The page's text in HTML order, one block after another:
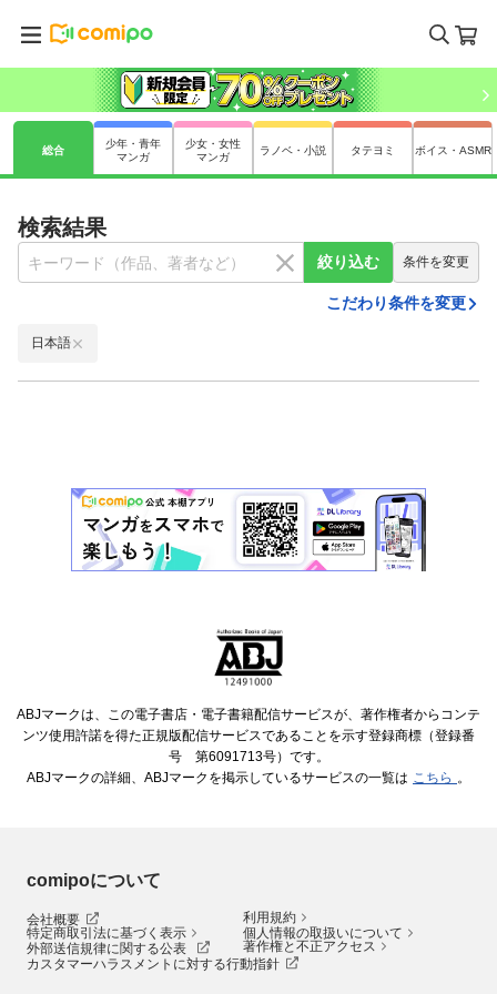
総合
少年・青年
マンガ
少女・女性
マンガ
ラノベ・小説 タテヨミ ボイス・ASMR
検索結果
絞り込む 条件を変更
こだわり条件を変更
日本語
ABJマークは、この電子書店・電子書籍配信サービスが、著作権者からコンテ
ンツ使用許諾を得た正規版配信サービスであることを示す登録商標（登録番
号 第6091713号）です。
ABJマークの詳細、ABJマークを掲示しているサービスの一覧は こちら 。
comipoについて
会社概要
利用規約
特定商取引法に基づく表示
個人情報の取扱いについて
外部送信規律に関する公表
著作権と不正アクセス
カスタマーハラスメントに対する行動指針